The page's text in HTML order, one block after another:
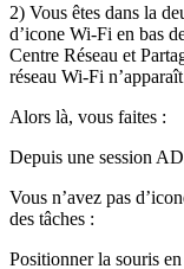
2) Vous êtes dans la
d’icone Wi-Fi en bas
Centre Réseau et
réseau Wi-Fi
Alors là, vous faites :
Depuis une session
Vous n’avez pas
des tâches :
Positionner la souris en